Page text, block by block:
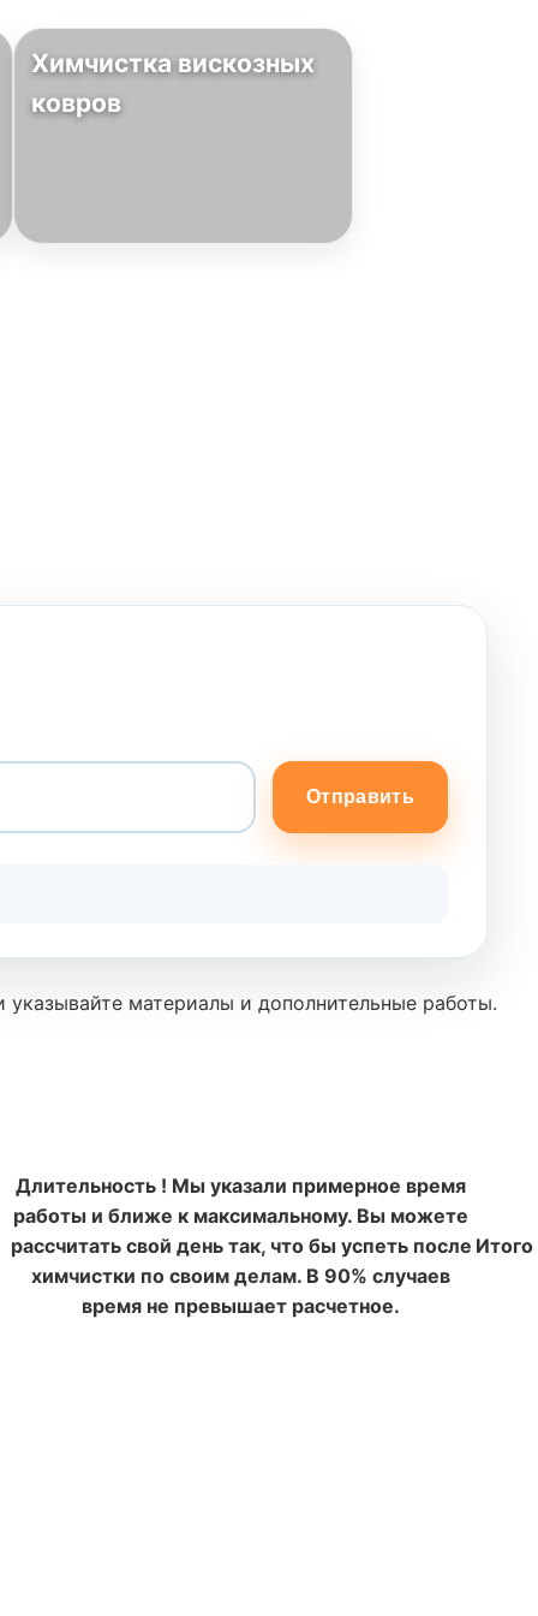
Химчистка вискозных
ковров
Отправить
материалы и дополнительные работы.
Длительность ! Мы указали примерное время
работы и ближе к максимальному. Вы можете
рассчитать свой день так, что бы успеть после
химчистки по своим делам. В 90% случаев
время не превышает расчетное.
Итого